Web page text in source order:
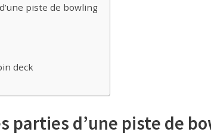
piste de bowling
deck
parties d’une piste de